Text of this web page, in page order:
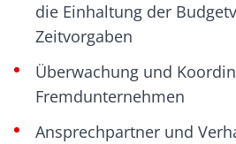
die Einhaltung der
Zeitvorgaben
Überwachung und
Fremdunternehmen
Ansprechpartner und